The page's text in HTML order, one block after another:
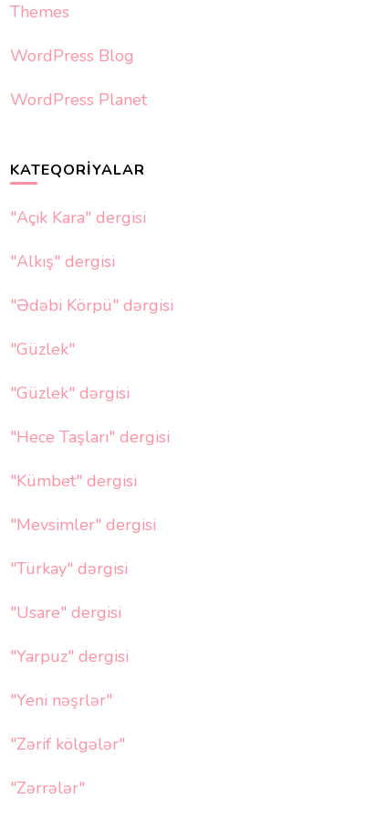
Themes
WordPress Blog
WordPress Planet
KATEQORIYALAR
"Açık Kara" dergisi
"Alkış" dergisi
"Ədəbi Körpü" dərgisi
"Güzlek"
"Güzlek" dərgisi
"Hece Taşları" dergisi
"Kümbet" dergisi
"Mevsimler" dergisi
"Türkay" dərgisi
"Usare" dergisi
"Yarpuz" dergisi
"Yeni nəşrlər"
"Zərif kölgələr"
"Zərrələr"